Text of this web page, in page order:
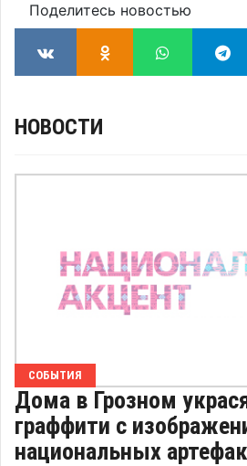
Поделитесь новостью
НОВОСТИ
СОБЫТИЯ
Дома в Грозном
граффити с
национальных